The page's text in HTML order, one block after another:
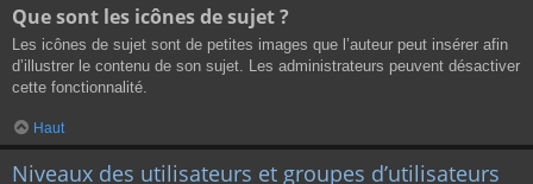
Que sont les icônes de sujet ?
Les icônes de sujet sont de petites images que l’auteur peut insérer afin
d’illustrer le contenu de son sujet. Les administrateurs peuvent désactiver
cette fonctionnalité.
Haut
Niveaux des utilisateurs et groupes d’utilisateurs